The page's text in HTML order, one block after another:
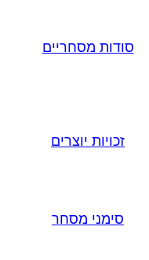
סודות מסחריים
זכויות יוצרים
סימני מסחר